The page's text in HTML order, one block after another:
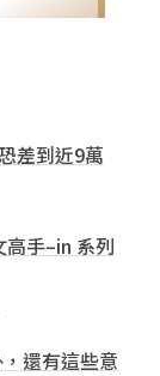
差到近9萬
高手–in 系列
還有這些意